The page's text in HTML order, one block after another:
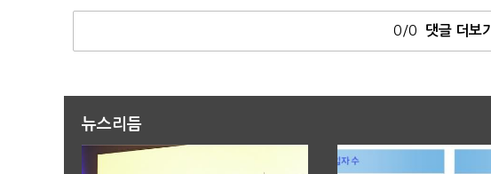
0/0 댓글 더보기
뉴스리듬